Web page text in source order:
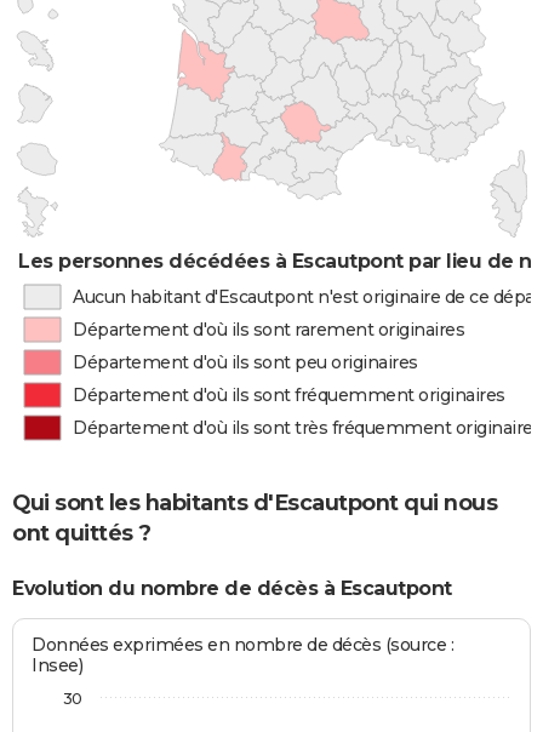
Les personnes décédées à Escautpont par lieu de
Aucun habitant d'Escautpont n'est originaire de ce
Département d'où ils sont rarement originaires
Département d'où ils sont peu originaires
Département d'où ils sont fréquemment originaires
Département d'où ils sont très fréquemment originaires
Qui sont les habitants d'Escautpont qui nous
ont quittés ?
Evolution du nombre de décès à Escautpont
Données exprimées en nombre de décès (source :
Insee)
30